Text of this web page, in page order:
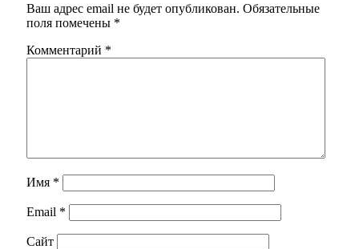
Ваш адрес email не будет опубликован. Обязательные
поля помечены *
Комментарий *
Имя *
Email *
Сайт